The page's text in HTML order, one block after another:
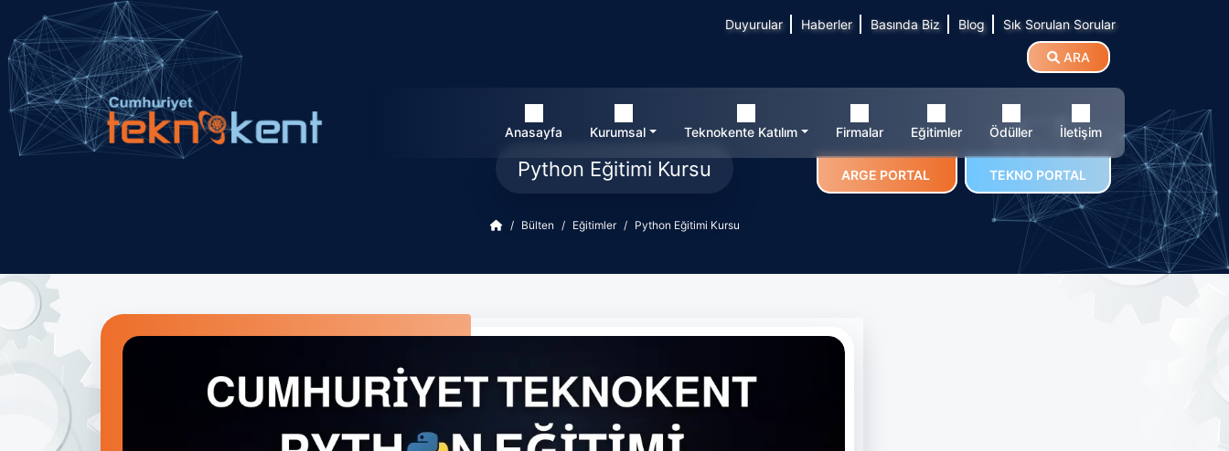
Duyurular Haberler Basında Biz Blog Sık Sorulan Sorular
ARA
Anasayfa Kurumsal Teknokente Katılım Firmalar Eğitimler Ödüller İletişim
ARGE PORTAL TEKNO PORTAL
Python Eğitimi Kursu
Bülten Eğitimler Python Eğitimi Kursu